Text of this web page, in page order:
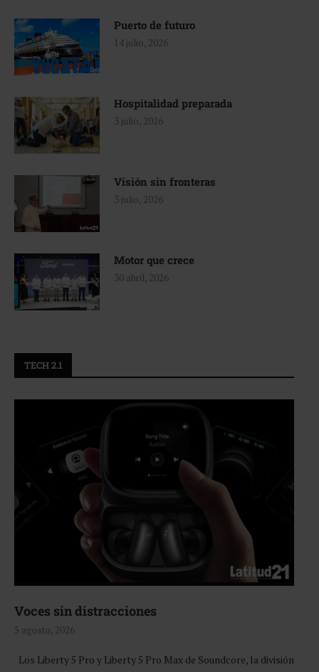
Puerto de futuro
14 julio, 2026
Hospitalidad preparada
3 julio, 2026
Visión sin fronteras
3 julio, 2026
Motor que crece
30 abril, 2026
TECH 2.1
Voces sin distracciones
5 agosto, 2026
Los Liberty 5 Pro y Liberty 5 Pro Max de Soundcore, la división